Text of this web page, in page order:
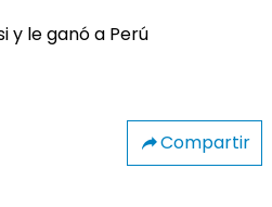
Compartir